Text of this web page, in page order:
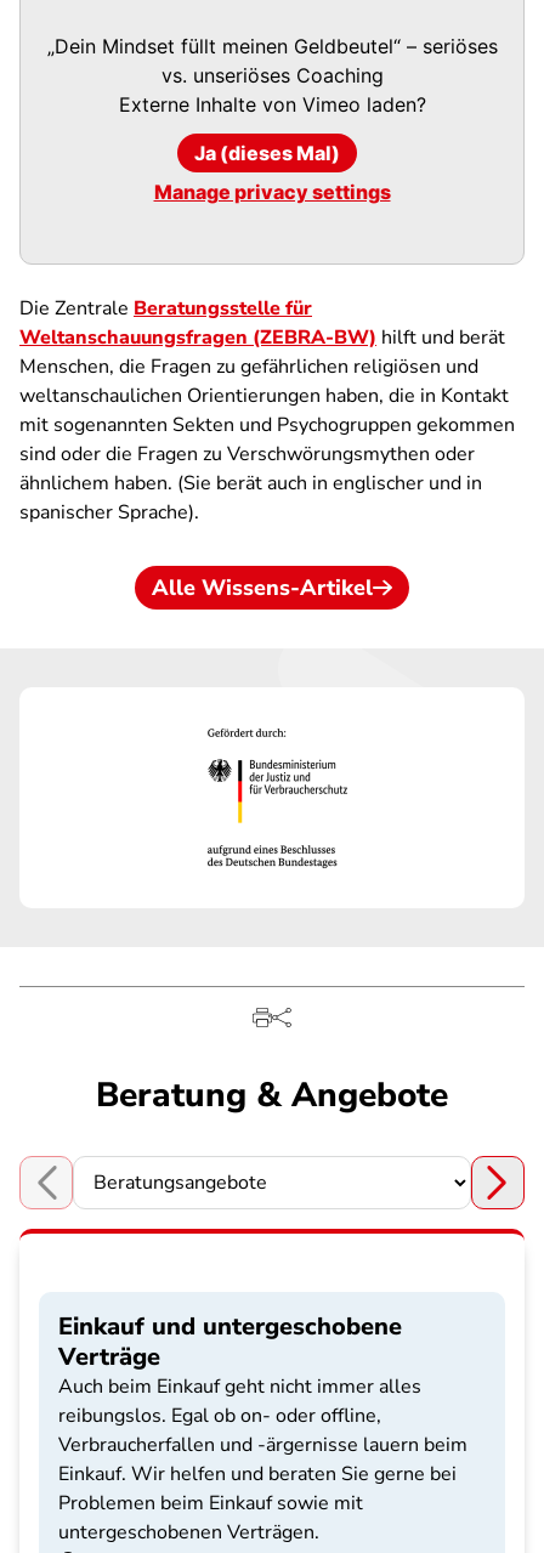
„Dein Mindset füllt meinen Geldbeutel“ – seriöses
vs. unseriöses Coaching
Externe Inhalte von Vimeo laden?
Ja (dieses Mal)
Manage privacy settings
Die Zentrale Beratungsstelle für
Weltanschauungsfragen (ZEBRA-BW) hilft und berät
Menschen, die Fragen zu gefährlichen religiösen und
weltanschaulichen Orientierungen haben, die in Kontakt
mit sogenannten Sekten und Psychogruppen gekommen
sind oder die Fragen zu Verschwörungsmythen oder
ähnlichem haben. (Sie berät auch in englischer und in
spanischer Sprache).
Alle Wissens-Artikel
Beratung & Angebote
Choose a section
Einkauf und untergeschobene
Verträge
Auch beim Einkauf geht nicht immer alles
reibungslos. Egal ob on- oder offline,
Verbraucherfallen und -ärgernisse lauern beim
Einkauf. Wir helfen und beraten Sie gerne bei
Problemen beim Einkauf sowie mit
untergeschobenen Verträgen.